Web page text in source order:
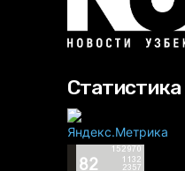
Статистика